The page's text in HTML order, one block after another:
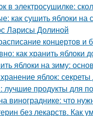
в электросушилке:
как сушить яблоки
Ларисы Долиной
концертов и
как хранить яблоки
яблоки на зиму:
яблок:
продукты для
винограднике: что
без лекарств. Как